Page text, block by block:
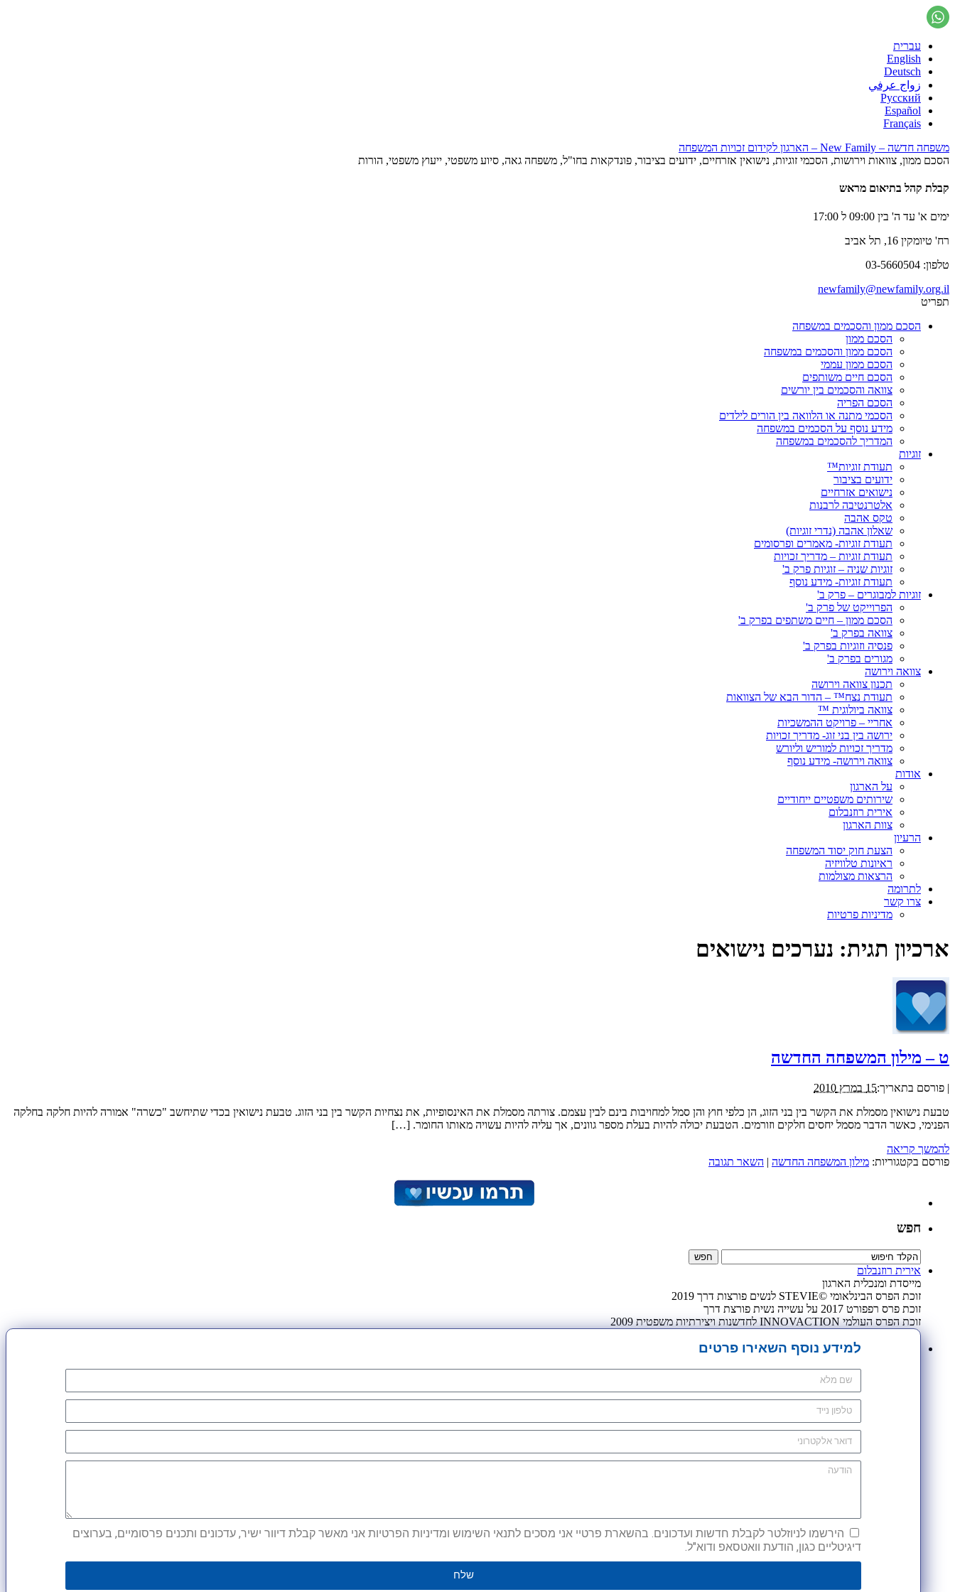
עברית
English
Deutsch
زواج عرفي
Русский
Español
Français
משפחה חדשה – New Family – הארגון לקידום זכויות המשפחה
הסכם ממון, צוואות וירושות, הסכמי זוגיות, נישואין אזרחיים, ידועים בציבור, פונדקאות בחו"ל, משפחה גאה, סיוע משפטי, ייעוץ משפטי, הורות
קבלת קהל בתיאום מראש
ימים א' עד ה' בין 09:00 ל 17:00
רח' טיומקין 16, תל אביב
טלפון: 03-5660504
newfamily@newfamily.org.il
תפריט
הסכם ממון והסכמים במשפחה
הסכם ממון
הסכם ממון והסכמים במשפחה
הסכם ממון עממי
הסכם חיים משותפים
צוואה והסכמים בין יורשים
הסכם הפריה
הסכמי מתנה או הלוואה בין הורים לילדים
מידע נוסף על הסכמים במשפחה
המדריך להסכמים במשפחה
זוגיות
תעודת זוגיות™
ידועים בציבור
נישואים אזרחיים
אלטרנטיבה לרבנות
טקס אהבה
שאלון אהבה (נדרי זוגיות)
תעודת זוגיות- מאמרים ופרסומים
תעודת זוגיות – מדריך זכויות
זוגיות שניה – זוגיות פרק ב'
תעודת זוגיות- מידע נוסף
זוגיות למבוגרים – פרק ב'
הפרוייקט של פרק ב'
הסכם ממון – חיים משתפים בפרק ב'
צוואה בפרק ב'
פנסיה וזוגיות בפרק ב'
מגורים בפרק ב'
צוואה וירושה
תכנון צוואה וירושה
תעודת נצח™ – הדור הבא של הצוואות
צוואה ביולוגית ™
אחריי – פרויקט ההמשכיות
ירושה בין בני זוג- מדריך זכויות
מדריך זכויות למוריש וליורש
צוואה וירושה- מידע נוסף
אודות
על הארגון
שירותים משפטיים ייחודיים
אירית רוזנבלום
צוות הארגון
הרעיון
הצעת חוק יסוד המשפחה
ראיונות טלוויזיה
הרצאות מצולמות
לתרומה
צרו קשר
מדיניות פרטיות
ארכיון תגית: נערכים נישואים
ט – מילון המשפחה החדשה
| פורסם בתאריך:15 במרץ 2010
טבעת נישואין מסמלת את הקשר בין בני הזוג, הן כלפי חוץ והן סמל למחויבות בינם לבין עצמם. צורתה מסמלת את האינסופיות, את נצחיות הקשר בין בני הזוג. טבעת נישואין בכדי שתיחשב "כשרה" אמורה להיות חלקה בחלקה
הפנימי, כאשר הדבר מסמל יחסים חלקים וזורמים. הטבעת יכולה להיות בעלת מספר גוונים, אך עליה להיות עשויה מאותו החומר. […]
להמשך קריאה
פורסם בקטגוריות: מילון המשפחה החדשה | השאר תגובה
חפש
אירית רוזנבלום
מייסדת ומנכלית הארגון
זוכת הפרס הבינלאומי ©STEVIE לנשים פורצות דרך 2019
זוכת פרס רפפורט 2017 על עשייה נשית פורצת דרך
זוכת הפרס העולמי INNOVACTION לחדשנות ויצירתיות משפטית 2009
למידע נוסף השאירו פרטים
הירשמו לניוזלטר לקבלת חדשות ועדכונים. בהשארת פרטיי אני מסכים לתנאי השימוש ומדיניות הפרטיות אני מאשר קבלת דיוור ישיר, עדכונים ותכנים פרסומיים, בערוצים
דיגיטליים כגון, הודעת וואטסאפ ודוא"ל.
שלח